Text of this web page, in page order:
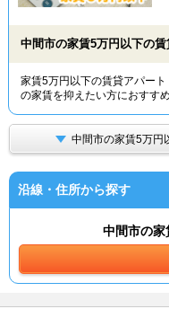
中間市の家賃5万円以下の
家賃5万円以下の賃貸アパー
の家賃を抑えたい方におすすめ
中間市の家賃5万円
沿線・住所から探す
中間市の